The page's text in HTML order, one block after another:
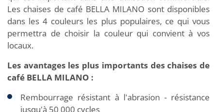
Les chaises de café BELLA MILANO sont disponibles
dans les 4 couleurs les plus populaires, ce qui vous
permettra de choisir la couleur qui convient à vos
locaux.
Les avantages les plus importants des chaises de
café BELLA MILANO :
Rembourrage résistant à l'abrasion - résistance
jusqu'à 50 000 cycles